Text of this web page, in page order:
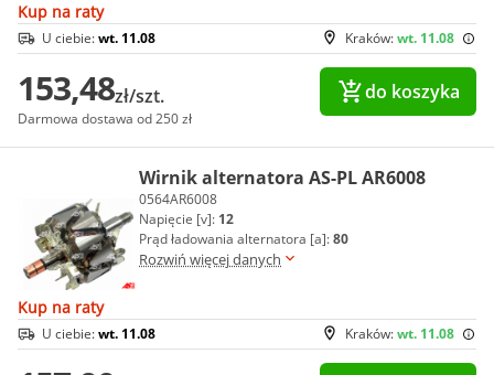
Kup na raty
Kraków:wt. 11.08
U ciebie:wt. 11.08
153,48zł/szt.
Darmowa dostawa od 250 zł
do koszyka
Wirnik alternatora AS-PL AR6008
0564AR6008
Napięcie [v]: 12
Prąd ładowania alternatora [a]:80
Rozwiń więcej danych
Kup na raty
Kraków:wt. 11.08
U ciebie:wt. 11.08